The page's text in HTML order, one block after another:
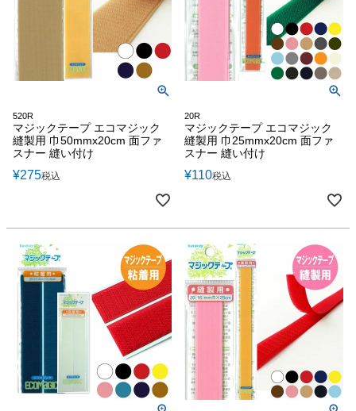
520R
マジックテープ エコマジック
縫製用 巾50mmx20cm 面ファ
スナー 縫い付け
¥275税込
20R
マジックテープ エコマジック
縫製用 巾25mmx20cm 面ファ
スナー 縫い付け
¥110税込